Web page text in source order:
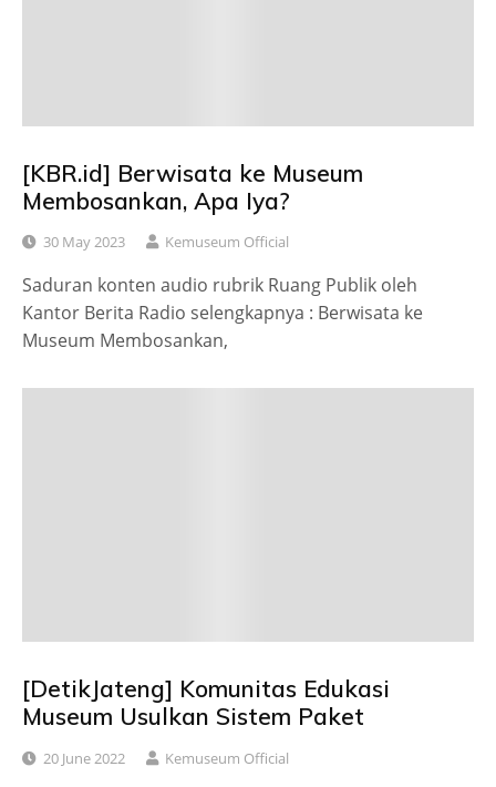
[KBR.id] Berwisata ke Museum
Membosankan, Apa Iya?
30 May 2023 Kemuseum Official
Saduran konten audio rubrik Ruang Publik oleh
Kantor Berita Radio selengkapnya : Berwisata ke
Museum Membosankan,
[DetikJateng] Komunitas Edukasi
Museum Usulkan Sistem Paket
20 June 2022 Kemuseum Official